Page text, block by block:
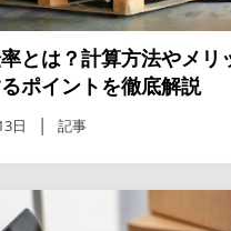
とは？計算方法やメリ
ポイントを徹底解説
日 記事